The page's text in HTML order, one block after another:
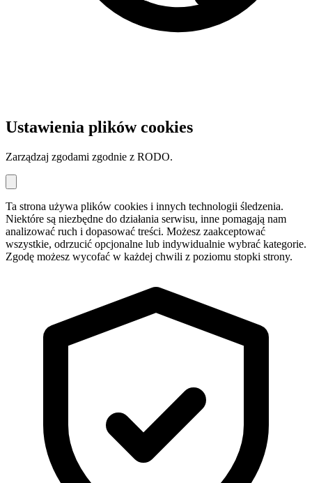
Ustawienia plików cookies
Zarządzaj zgodami zgodnie z RODO.
Ta strona używa plików cookies i innych technologii śledzenia.
Niektóre są niezbędne do działania serwisu, inne pomagają nam
analizować ruch i dopasować treści. Możesz zaakceptować
wszystkie, odrzucić opcjonalne lub indywidualnie wybrać kategorie.
Zgodę możesz wycofać w każdej chwili z poziomu stopki strony.